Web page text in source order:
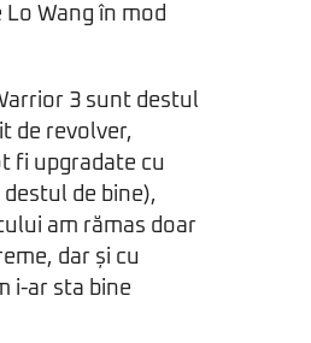
Wang în mod
3 sunt destul
de revolver,
fi upgradate cu
de bine),
am rămas doar
dar și cu
i-ar sta bine